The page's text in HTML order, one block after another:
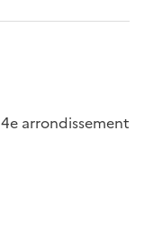
arrondissement